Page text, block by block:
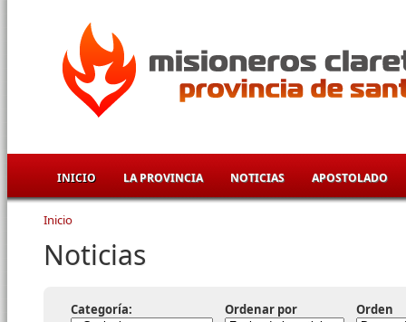
INICIO LA PROVINCIA NOTICIAS APOSTOLADO
Se encuentra usted aquí
Inicio
Noticias
Categoría: Ordenar por Orden